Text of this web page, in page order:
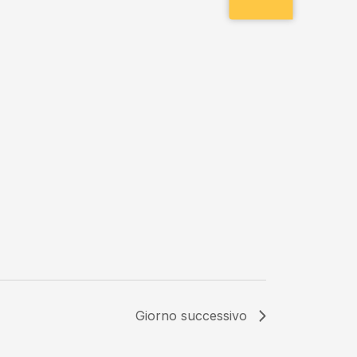
Giorno successivo